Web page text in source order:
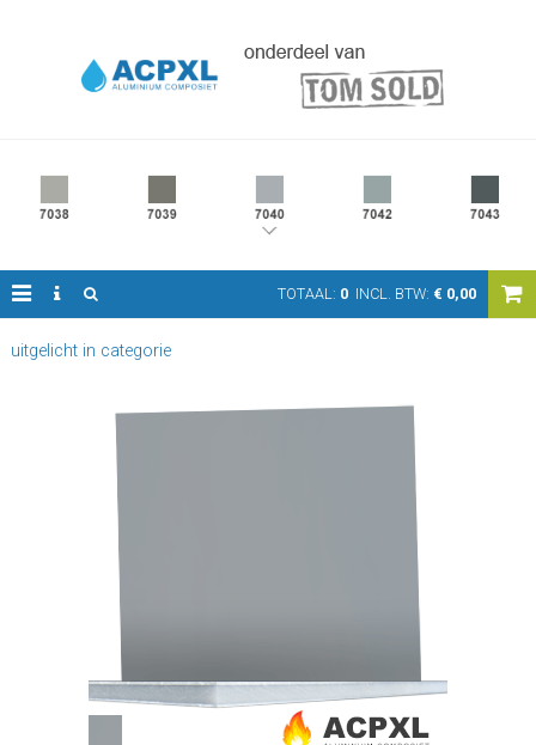
TOTAAL: 0 INCL. BTW: € 0,00
uitgelicht in categorie